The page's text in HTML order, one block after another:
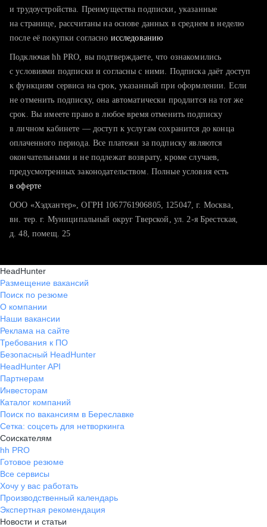
тратите много времени на поиск и вручную поднимаете
хотите сравнить себя с конкурентами и оценить шансы
и трудоустройства. Преимущества подписки, указанные
на странице, рассчитаны на основе данных в среднем в неделю
после её покупки согласно исследованию
Подключая hh PRO, вы подтверждаете, что ознакомились
с условиями подписки и согласны с ними. Подписка даёт доступ
к функциям сервиса на срок, указанный при оформлении. Если
не отменить подписку, она автоматически продлится на тот же
срок. Вы имеете право в любое время отменить подписку
в личном кабинете — доступ к услугам сохранится до конца
оплаченного периода. Все платежи за подписку являются
окончательными и не подлежат возврату, кроме случаев,
предусмотренных законодательством. Полные условия есть
в оферте
ООО «Хэдхантер», ОГРН 1067761906805, 125047, г. Москва,
вн. тер. г. Муниципальный округ Тверской, ул. 2-я Брестская,
д. 48, помещ. 25
HeadHunter
Размещение вакансий
Поиск по резюме
О компании
Наши вакансии
Реклама на сайте
Требования к ПО
Безопасный HeadHunter
HeadHunter API
Партнерам
Инвесторам
Каталог компаний
Поиск по вакансиям в Береславке
Сетка: соцсеть для нетворкинга
Соискателям
hh PRO
Готовое резюме
Все сервисы
Хочу у вас работать
Производственный календарь
Экспертная рекомендация
Новости и статьи